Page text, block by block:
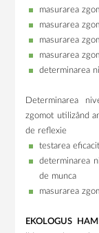
masurarea
masurarea
masurarea
masurarea
determinarea
Determinarea
zgomot utilizând
de reflexie
testarea
determinarea
de munca
masurarea
EKOLOGUS